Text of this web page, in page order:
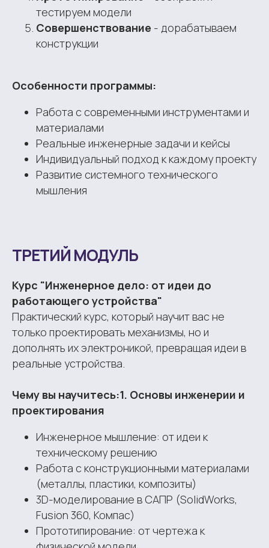
тестируем модели
Совершенствование - дорабатываем
конструкции
Особенности программы:
Работа с современными инструментами и
материалами
Реальные инженерные задачи и кейсы
Индивидуальный подход к каждому проекту
Развитие системного технического
мышления
ТРЕТИЙ МОДУЛЬ
Курс "Инженерное дело: от идеи до
работающего устройства"
Практический курс, который научит вас не
только проектировать механизмы, но и
дополнять их электроникой, превращая идеи в
реальные устройства.
Чему вы научитесь:1. Основы инженерии и
проектирования
Инженерное мышление: от идеи к
техническому решению
Работа с конструкционными материалами
(металлы, пластики, композиты)
3D-моделирование в САПР (SolidWorks,
Fusion 360, Компас)
Прототипирование: от чертежа к